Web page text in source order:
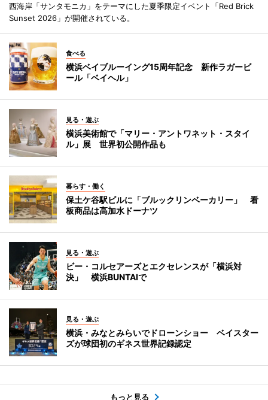
西海岸「サンタモニカ」をテーマにした夏季限定イベント「Red Brick
Sunset 2026」が開催されている。
食べる
横浜ベイブルーイング15周年記念 新作ラガービ
ール「ベイヘル」
見る・遊ぶ
横浜美術館で「マリー・アントワネット・スタイ
ル」展 世界初公開作品も
暮らす・働く
保土ケ谷駅ビルに「ブルックリンベーカリー」 看
板商品は高加水ドーナツ
見る・遊ぶ
ビー・コルセアーズとエクセレンスが「横浜対
決」 横浜BUNTAIで
見る・遊ぶ
横浜・みなとみらいでドローンショー ベイスター
ズが球団初のギネス世界記録認定
もっと見る